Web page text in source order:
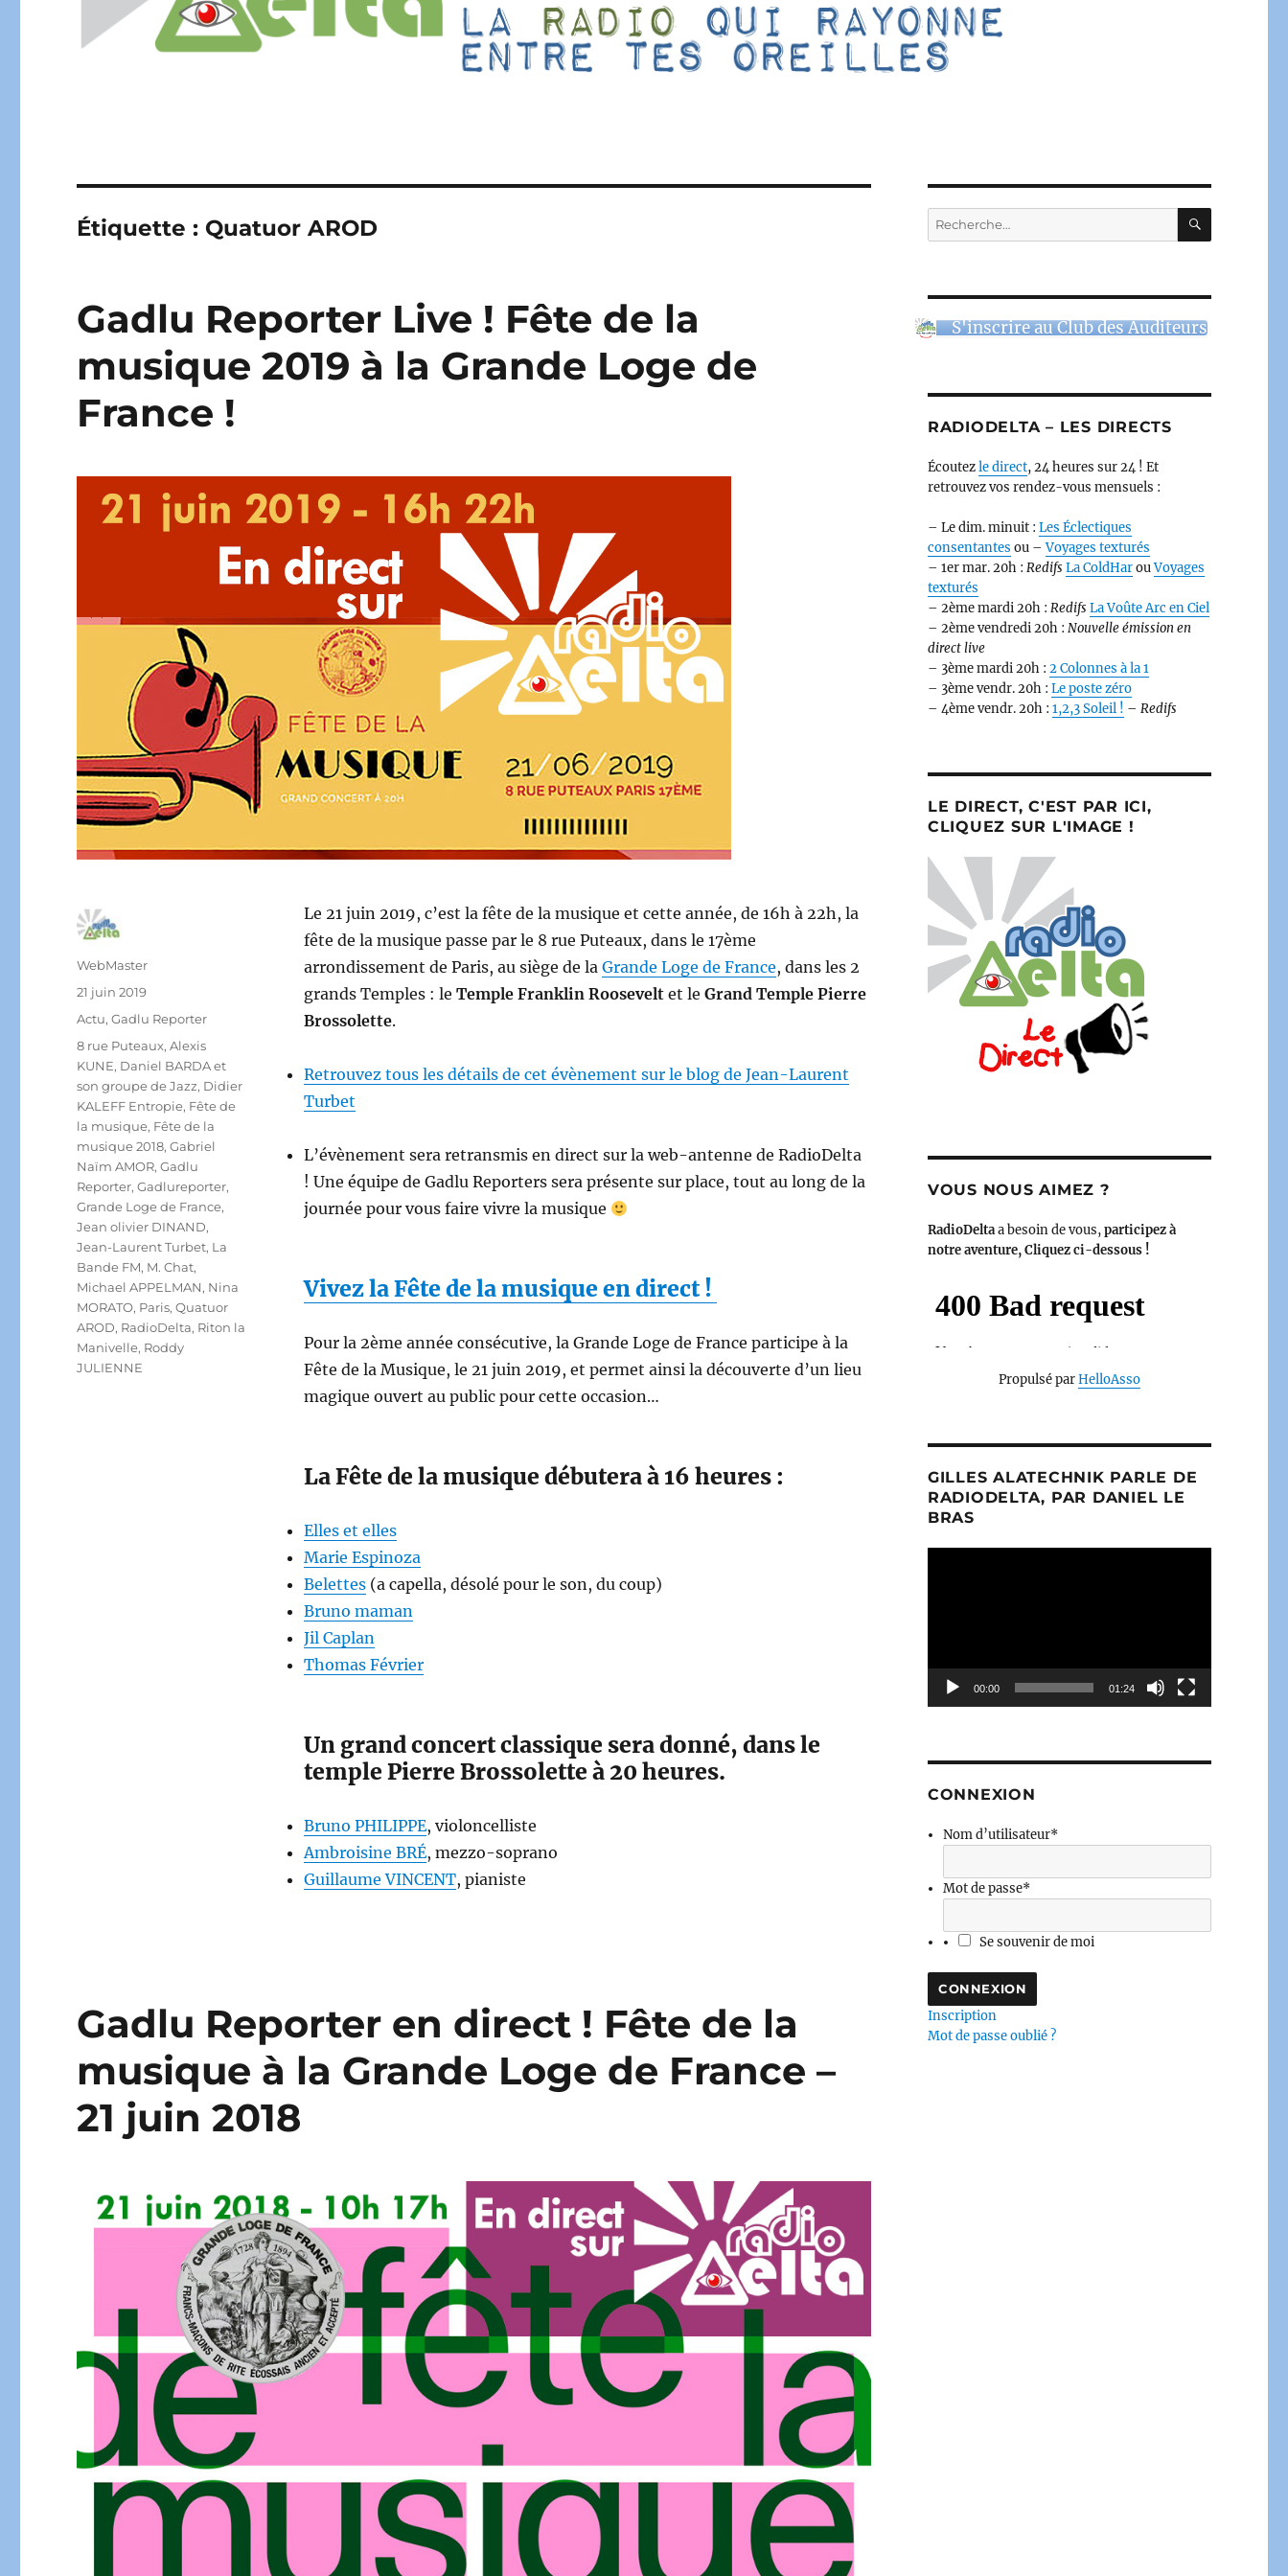
Étiquette : Quatuor AROD
Gadlu Reporter Live ! Fête de la
musique 2019 à la Grande Loge de
France !
Le 21 juin 2019, c’est la fête de la musique et cette année, de 16h à 22h, la
fête de la musique passe par le 8 rue Puteaux, dans le 17ème
arrondissement de Paris, au siège de la Grande Loge de France, dans les 2
grands Temples : le Temple Franklin Rooseveltet le Grand Temple Pierre
Brossolette.
Retrouvez tous les détails de cet évènement sur le blog de Jean-Laurent
Turbet
L’évènement sera retransmis en direct sur la web-antenne de RadioDelta
! Une équipe de Gadlu Reporters sera présente sur place, tout au long de la
journée pour vous faire vivre la musique
Vivez la Fête de la musique en direct !
Pour la 2ème année consécutive, la Grande Loge de France participe à la
Fête de la Musique, le 21 juin 2019, et permet ainsi la découverte d’un lieu
magique ouvert au public pour cette occasion…
La Fête de la musique débutera à 16 heures :
Elles et elles
Marie Espinoza
Belettes(a capella, désolé pour le son, du coup)
Bruno maman
Jil Caplan
Thomas Février
Un grand concert classique sera donné, dans le
temple Pierre Brossolette à 20 heures.
Bruno PHILIPPE, violoncelliste
Ambroisine BRÉ, mezzo-soprano
Guillaume VINCENT, pianiste
Auteur
WebMaster
Publié
21 juin 2019
Catégories
Actu,Gadlu Reporter
Étiquettes
8 rue Puteaux,Alexis
KUNE, Daniel BARDA et
son groupe de Jazz, Didier
KALEFF Entropie, Fête de
la musique, Fête de la
musique 2018,Gabriel
Naïm AMOR,Gadlu
Reporter,Gadlureporter,
Grande Loge de France,
Jean olivier DINAND,
Jean-Laurent Turbet, La
Bande FM, M. Chat,
Michael APPELMAN, Nina
MORATO, Paris,Quatuor
AROD, RadioDelta, Riton la
Manivelle, Roddy
JULIENNE
Gadlu Reporter en direct ! Fête de la
musique à la Grande Loge de France –
21 juin 2018
Recherche
pour :
S'inscrire au Club des Auditeurs
RADIODELTA – LES DIRECTS
Écoutezle direct, 24 heures sur 24 ! Et
retrouvez vos rendez-vous mensuels :
– Le dim. minuit : Les Éclectiques
consentantes ou –Voyages texturés
– 1er mar. 20h : Redifs La ColdHarouVoyages
texturés
– 2ème mardi 20h : Redifs La Voûte Arc en Ciel
– 2ème vendredi 20h : Nouvelle émission en
direct live
– 3ème mardi 20h : 2 Colonnes à la 1
– 3ème vendr. 20h : Le poste zéro
– 4ème vendr. 20h : 1,2,3 Soleil ! – Redifs
LE DIRECT, C'EST PAR ICI,
CLIQUEZ SUR L'IMAGE !
VOUS NOUS AIMEZ ?
RadioDeltaa besoin de vous,participez à
notre aventure, Cliquez ci-dessous !
Propulsé parHelloAsso
GILLES ALATECHNIK PARLE DE
RADIODELTA, PAR DANIEL LE
BRAS
00:00 01:24
CONNEXION
Nom d’utilisateur*
Mot de passe*
Se souvenir de moi
Inscription
Mot de passe oublié ?